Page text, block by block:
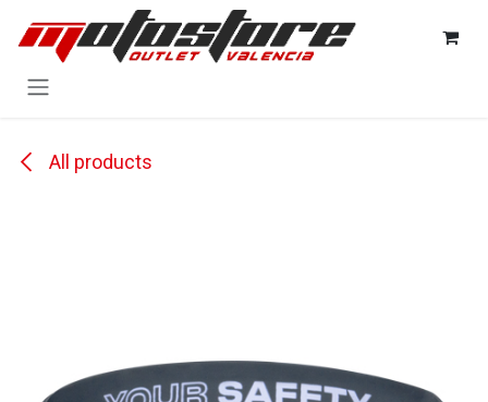
All products